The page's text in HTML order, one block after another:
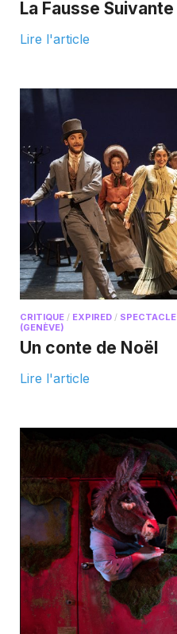
La Fausse Suivante
Lire l'article
CRITIQUE / EXPIRED / SPECTACLE
(GENÈVE)
Un conte de Noël
Lire l'article